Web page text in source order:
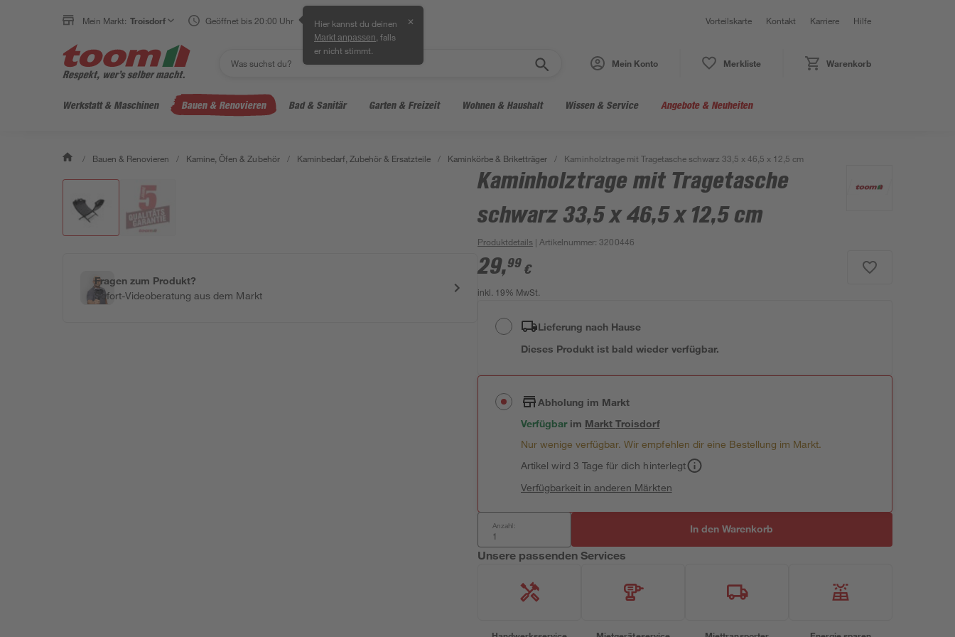
Mein Markt: Troisdorf Geöffnet bis 20:00 Uhr Hier kannst du deinen
Markt anpassen , falls
er nicht stimmt.
✕ Vorteilskarte Kontakt Karriere Hilfe
Mein Konto Merkliste Warenkorb
Werkstatt & Maschinen Bauen & Renovieren Bad & Sanitär Garten & Freizeit Wohnen & Haushalt Wissen & Service Angebote & Neuheiten
/ Bauen & Renovieren / Kamine, Öfen & Zubehör / Kaminbedarf, Zubehör & Ersatzteile / Kaminkörbe & Briketträger / Kaminholztrage mit Tragetasche schwarz 33,5 x 46,5 x 12,5 cm
Fragen zum Produkt?
Sofort-Videoberatung aus dem Markt
Kaminholztrage mit Tragetasche
schwarz 33,5 x 46,5 x 12,5 cm
Produktdetails | Artikelnummer:3200446
29,99 €
inkl. 19% MwSt.
Lieferung nach Hause
Dieses Produkt ist bald wieder verfügbar.
Abholung im Markt
Verfügbar im MarktTroisdorf
Nur wenige verfügbar. Wir empfehlen dir eine Bestellung im Markt.
Artikel wird 3 Tage für dich hinterlegt
Verfügbarkeit in anderen Märkten
Anzahl: In den Warenkorb
Unsere passenden Services